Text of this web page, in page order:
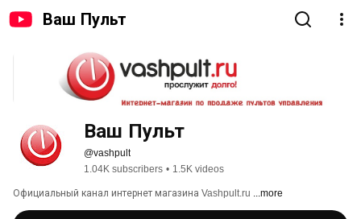
Ваш Пульт
Ваш Пульт
@vashpult
1.04K subscribers • 1.5K videos
Официальный канал интернет магазина Vashpult.ru ...more